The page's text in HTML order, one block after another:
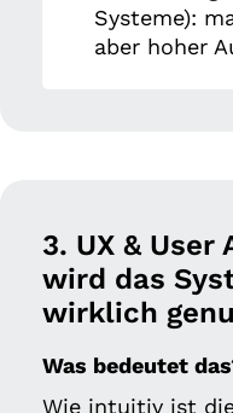
Systeme):
aber hoher
3. UX &
wird das
wirklich
Was bedeutet
Wie intuitiv ist